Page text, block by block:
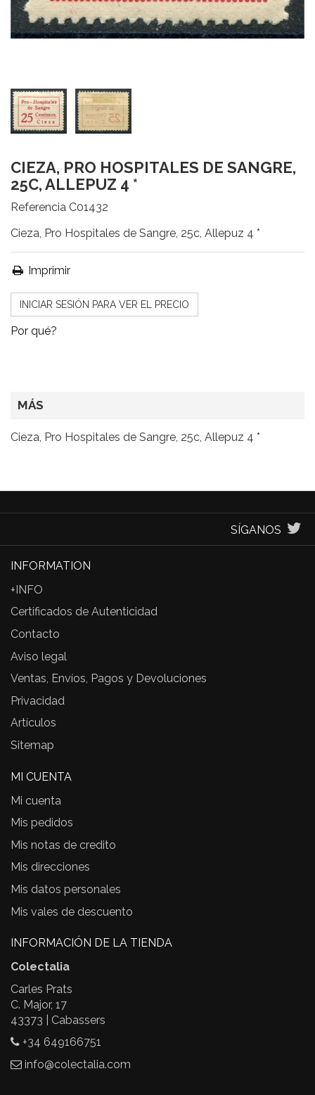
CIEZA, PRO HOSPITALES DE SANGRE,
25C, ALLEPUZ 4 *
Referencia C01432
Cieza, Pro Hospitales de Sangre, 25c, Allepuz 4 *
Imprimir
INICIAR SESIÓN PARA VER EL PRECIO
Por qué?
MÁS
Cieza, Pro Hospitales de Sangre, 25c, Allepuz 4 *
SÍGANOS
INFORMATION
+INFO
Certificados de Autenticidad
Contacto
Aviso legal
Ventas, Envíos, Pagos y Devoluciones
Privacidad
Artículos
Sitemap
MI CUENTA
Mi cuenta
Mis pedidos
Mis notas de credito
Mis direcciones
Mis datos personales
Mis vales de descuento
INFORMACIÓN DE LA TIENDA
Colectalia
Carles Prats
C. Major, 17
43373 | Cabassers
+34 649166751
info@colectalia.com